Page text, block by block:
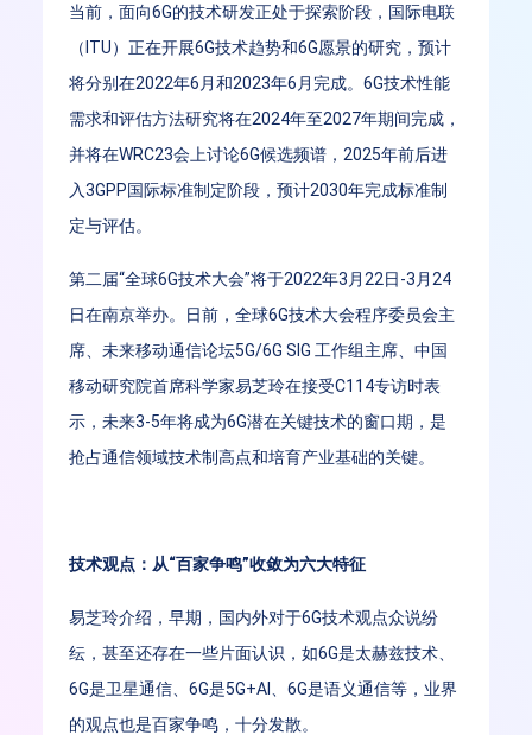
当前，面向6G的技术研发正处于探索阶段，国际电联
（ITU）正在开展6G技术趋势和6G愿景的研究，预计
将分别在2022年6月和2023年6月完成。6G技术性能
需求和评估方法研究将在2024年至2027年期间完成，
并将在WRC23会上讨论6G候选频谱，2025年前后进
入3GPP国际标准制定阶段，预计2030年完成标准制
定与评估。
第二届“全球6G技术大会”将于2022年3月22日-3月24
日在南京举办。日前，全球6G技术大会程序委员会主
席、未来移动通信论坛5G/6G SIG 工作组主席、中国
移动研究院首席科学家易芝玲在接受C114专访时表
示，未来3-5年将成为6G潜在关键技术的窗口期，是
抢占通信领域技术制高点和培育产业基础的关键。
技术观点：从“百家争鸣”收敛为六大特征
易芝玲介绍，早期，国内外对于6G技术观点众说纷
纭，甚至还存在一些片面认识，如6G是太赫兹技术、
6G是卫星通信、6G是5G+AI、6G是语义通信等，业界
的观点也是百家争鸣，十分发散。